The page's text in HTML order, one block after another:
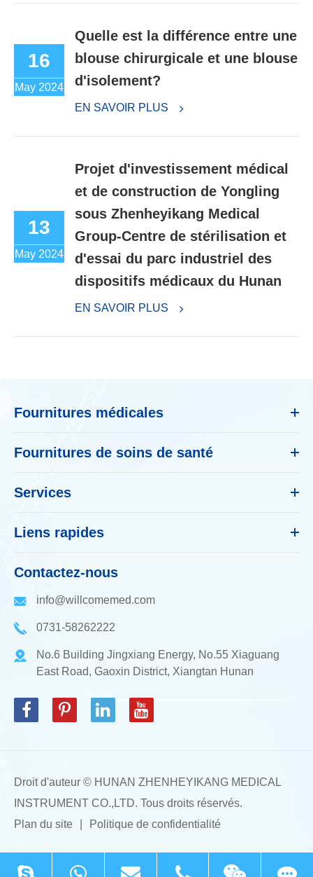
16
May 2024
Quelle est la différence entre une
blouse chirurgicale et une blouse
d'isolement?
EN SAVOIR PLUS
13
May 2024
Projet d'investissement médical
et de construction de Yongling
sous Zhenheyikang Medical
Group-Centre de stérilisation et
d'essai du parc industriel des
dispositifs médicaux du Hunan
EN SAVOIR PLUS
Fournitures médicales
Fournitures de soins de santé
Services
Liens rapides
Contactez-nous
info@willcomemed.com
0731-58262222
No.6 Building Jingxiang Energy, No.55 Xiaguang
East Road, Gaoxin District, Xiangtan Hunan
Droit d'auteur © HUNAN ZHENHEYIKANG MEDICAL
INSTRUMENT CO.,LTD. Tous droits réservés.
Plan du site
Politique de confidentialité